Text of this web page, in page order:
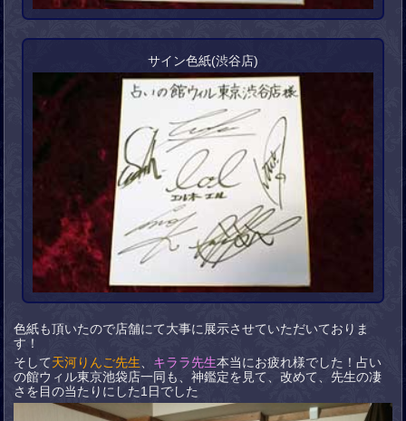
サイン色紙(渋谷店)
色紙も頂いたので店舗にて大事に展示させていただいておりま
す！
そして天河りんご先生 キララ先生本当にお疲れ様でした！占い
の館ウィル東京池袋店一同も、神鑑定を見て、改めて、先生の凄
さを目の当たりにした1日でした